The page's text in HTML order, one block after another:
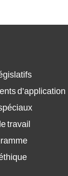
d’application
travail